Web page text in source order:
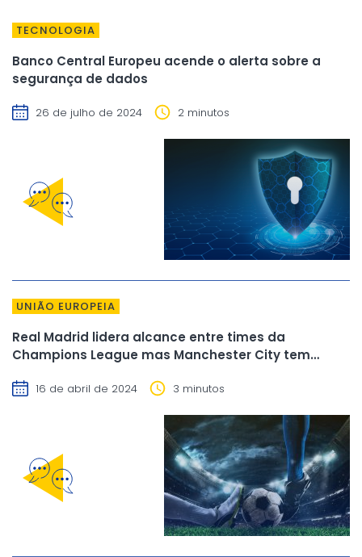
TECNOLOGIA
Banco Central Europeu acende o alerta sobre a
segurança de dados
26 de julho de 2024 2 minutos
UNIÃO EUROPEIA
Real Madrid lidera alcance entre times da
Champions League mas Manchester City tem
16 de abril de 2024 3 minutos